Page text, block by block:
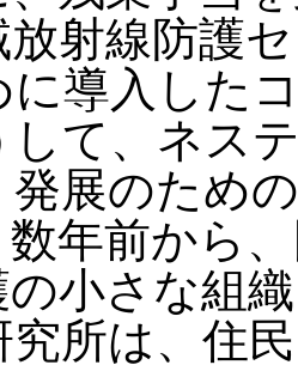
放射線防護
に導入した
して、ネス
発展のため
年前から
小さな組
究所は、住